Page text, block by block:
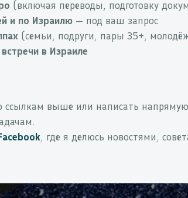
(включая переводы, подготовку
и по Израилю — под ваш запрос
(семьи, подруги, пары 35+,
в Израиле
выше или написать
, где я делюсь новостями,